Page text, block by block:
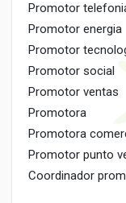
Promotor
Promotor energia
Promotor
Promotor social
Promotor ventas
Promotora
Promotora
Promotor punto
Coordinador